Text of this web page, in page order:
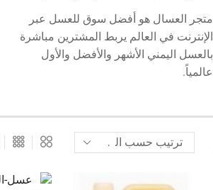
متجر العسال هو أفضل سوق للعسل عبر
الإنترنت في العالم يربط المشترين مباشرة
بالعسل اليمني الأشهر والأفضل والأول
عالمياً.